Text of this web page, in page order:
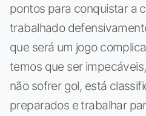
pontos para conquistar a
trabalhado
que será um jogo
temos que ser
não sofrer gol, está
preparados e trabalhar